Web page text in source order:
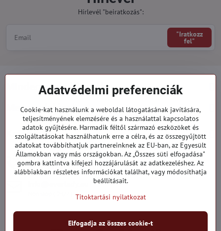
Hírlevél "beiratkozás":
"Iratkozz
fel"
Minden a vásárlásról
Megrendelések
Kategóriák
919 060 751
Hétfő - Péntek: 09:00 - 15:00 hod.
Adatvédelmi preferenciák
Cookie-kat használunk a weboldal látogatásának javítására,
teljesítményének elemzésére és a használattal kapcsolatos
adatok gyűjtésére. Harmadik féltől származó eszközöket és
szolgáltatásokat használhatunk erre a célra, és az összegyűjtött
adatokat továbbíthatjuk partnereinknek az EU-ban, az Egyesült
Államokban vagy más országokban. Az „Összes süti elfogadása"
gombra kattintva kifejezi hozzájárulását az adatkezeléshez. Az
alábbiakban részletes információkat találhat, vagy módosíthatja
beállításait.
Titoktartási nyilatkozat
Elfogadja az összes cookie-t